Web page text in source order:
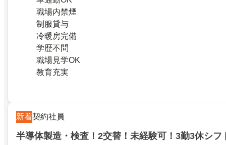
職場内禁煙
制服貸与
冷暖房完備
学歴不問
職場見学OK
教育充実
新着契約社員
半導体製造・検査！2交替！未経験可！3勤3休シフ